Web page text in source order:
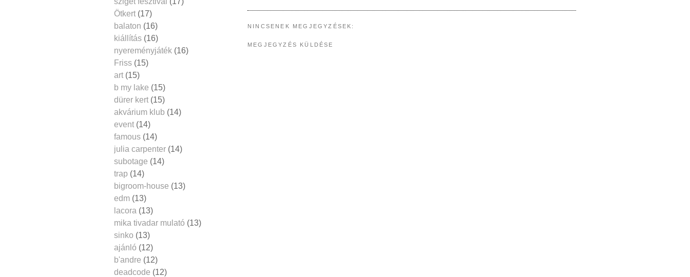
NINCSENEK MEGJEGYZÉSEK:
MEGJEGYZÉS KÜLDÉSE
Ötkert (17)
balaton (16)
kiállítás (16)
nyereményjáték (16)
Friss (15)
art (15)
b my lake (15)
dürer kert (15)
akvárium klub (14)
event (14)
famous (14)
julia carpenter (14)
subotage (14)
trap (14)
bigroom-house (13)
edm (13)
lacora (13)
mika tivadar mulató (13)
sinko (13)
ajánló (12)
b'andre (12)
deadcode (12)